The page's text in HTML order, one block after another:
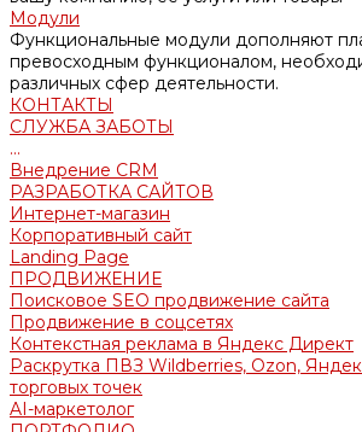
Модули
Функциональные модули дополняют
превосходным функционалом,
различных сфер деятельности.
КОНТАКТЫ
СЛУЖБА ЗАБОТЫ
...
Внедрение CRM
РАЗРАБОТКА САЙТОВ
Интернет-магазин
Корпоративный сайт
Landing Page
ПРОДВИЖЕНИЕ
Поисковое SEO продвижение сайта
Продвижение в соцсетях
Контекстная реклама в Яндекс Директ
Раскрутка ПВЗ Wildberries, Ozon,
торговых точек
AI-маркетолог